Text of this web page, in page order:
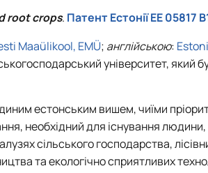
root crops. Патент Естонії EE 05817
Maaülikool, EMÜ; англійською:
університет, який
естонським вишем, чиїми
необхідний для існування людини,
сільського господарства,
та екологічно сприятливих